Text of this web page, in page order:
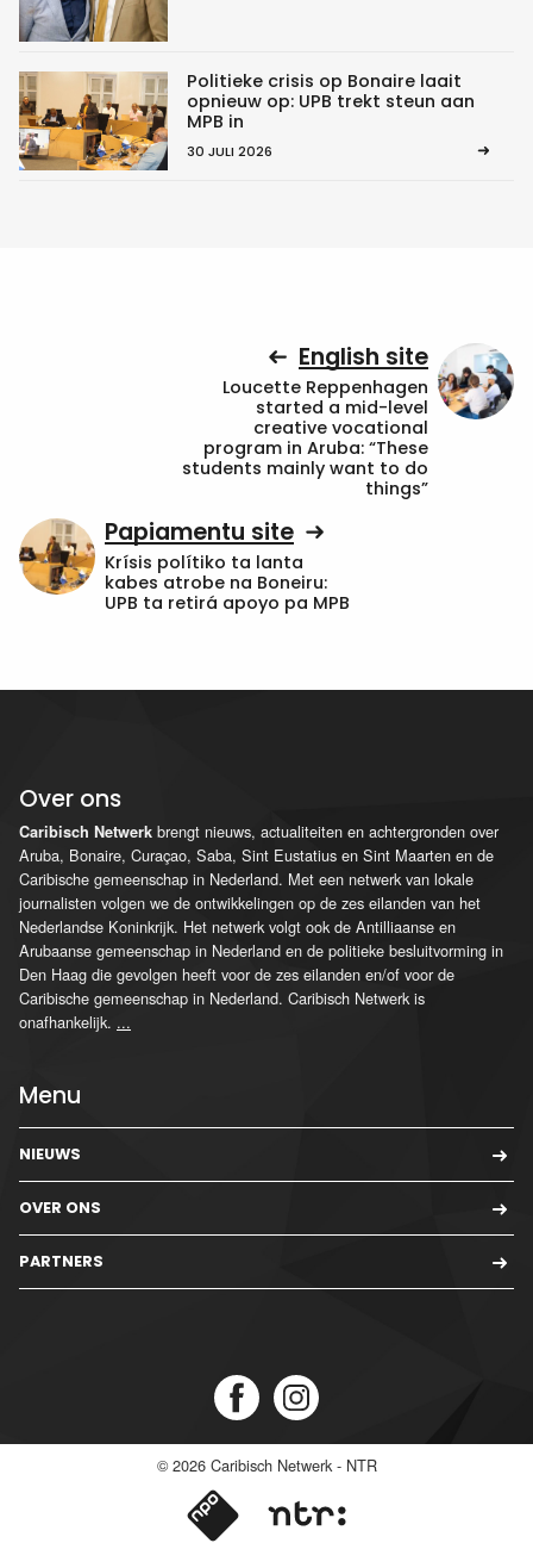
Politieke crisis op Bonaire laait
opnieuw op: UPB trekt steun aan
MPB in
30 JULI 2026
English site
Loucette Reppenhagen
started a mid-level
creative vocational
program in Aruba: “These
students mainly want to do
things”
Papiamentu site
Krísis polítiko ta lanta
kabes atrobe na Boneiru:
UPB ta retirá apoyo pa MPB
Over ons
Caribisch Netwerk brengt nieuws, actualiteiten en achtergronden over
Aruba, Bonaire, Curaçao, Saba, Sint Eustatius en Sint Maarten en de
Caribische gemeenschap in Nederland. Met een netwerk van lokale
journalisten volgen we de ontwikkelingen op de zes eilanden van het
Nederlandse Koninkrijk. Het netwerk volgt ook de Antilliaanse en
Arubaanse gemeenschap in Nederland en de politieke besluitvorming in
Den Haag die gevolgen heeft voor de zes eilanden en/of voor de
Caribische gemeenschap in Nederland. Caribisch Netwerk is
onafhankelijk. ...
Menu
NIEUWS
OVER ONS
PARTNERS
© 2026 Caribisch Netwerk - NTR